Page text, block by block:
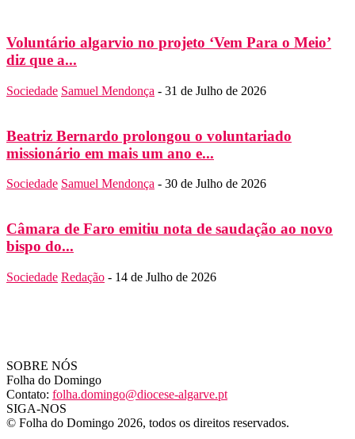
Voluntário algarvio no projeto ‘Vem Para o Meio’
diz que a...
Sociedade Samuel Mendonça - 31 de Julho de 2026
Beatriz Bernardo prolongou o voluntariado
missionário em mais um ano e...
Sociedade Samuel Mendonça - 30 de Julho de 2026
Câmara de Faro emitiu nota de saudação ao novo
bispo do...
Sociedade Redação - 14 de Julho de 2026
SOBRE NÓS
Folha do Domingo
Contato: folha.domingo@diocese-algarve.pt
SIGA-NOS
© Folha do Domingo 2026, todos os direitos reservados.